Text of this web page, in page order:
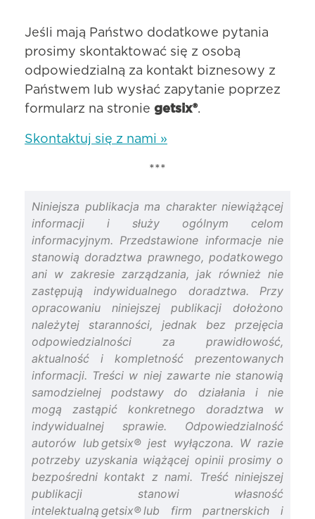
Jeśli mają Państwo dodatkowe pytania
prosimy skontaktować się z osobą
odpowiedzialną za kontakt biznesowy z
Państwem lub wysłać zapytanie poprzez
formularz na stronie getsix®.
Skontaktuj się z nami »
***
Niniejsza publikacja ma charakter niewiążącej
informacji i służy ogólnym celom
informacyjnym. Przedstawione informacje nie
stanowią doradztwa prawnego, podatkowego
ani w zakresie zarządzania, jak również nie
zastępują indywidualnego doradztwa. Przy
opracowaniu niniejszej publikacji dołożono
należytej staranności, jednak bez przejęcia
odpowiedzialności za prawidłowość,
aktualność i kompletność prezentowanych
informacji. Treści w niej zawarte nie stanowią
samodzielnej podstawy do działania i nie
mogą zastąpić konkretnego doradztwa w
indywidualnej sprawie. Odpowiedzialność
autorów lub getsix® jest wyłączona. W razie
potrzeby uzyskania wiążącej opinii prosimy o
bezpośredni kontakt z nami. Treść niniejszej
publikacji stanowi własność
intelektualną getsix® lub firm partnerskich i